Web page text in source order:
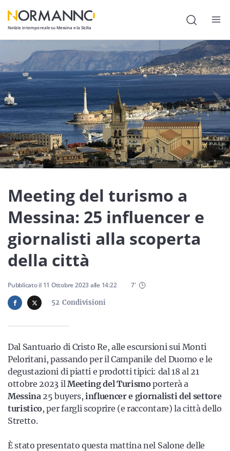
Notizie in tempo reale su Messina e la Sicilia
Attualità
Cronaca
Politica
Cultura
Lavoro
Società
Economia
Sport
Sicilia
Servizi
Resta sempre aggiornato con le ultime news, iscriviti alla
Iscriviti
Meeting del turismo a
Messina: 25 influencer e
giornalisti alla scoperta
della città
52 Condivisioni
Pubblicato il 11 Ottobre 2023alle 14:22 7'
Dal Santuario di Cristo Re, alle escursioni sui Monti
Peloritani, passando per il Campanile del Duomo e le
degustazioni di piatti e prodotti tipici: dal 18 al 21
ottobre 2023 ilMeeting del Turismoporterà a
Messina25 buyers, influencer e giornalisti del settore
turistico, per fargli scoprire (e raccontare) la città dello
Stretto.
È stato presentato questa mattina nel Salone delle